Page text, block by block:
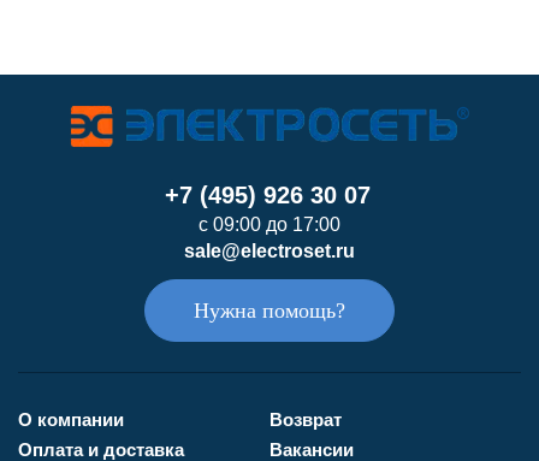
+7 (495) 926 30 07
с 09:00 до 17:00
sale@electroset.ru
Нужна помощь?
О компании
Оплата и доставка
Возврат
Вакансии